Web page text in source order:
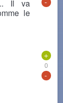
Il va
le
+
0
-